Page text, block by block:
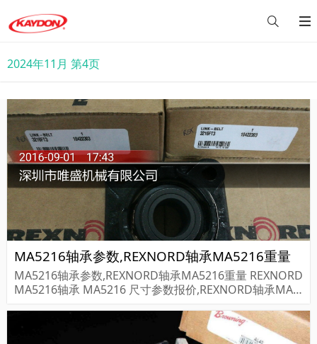
2024年11月 第4页
MA5216轴承参数,REXNORD轴承MA5216重量
MA5216轴承参数,REXNORD轴承MA5216重量 REXNORD
MA5216轴承 MA5216 尺寸参数报价,REXNORD轴承MA5